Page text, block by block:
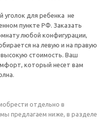
для ребенка не
пункте РФ. Заказать
любой конфигурации,
на левую и на правую
стоимость. Ваш
который несет вам
отдельно в
предлагаем ниже, в разделе